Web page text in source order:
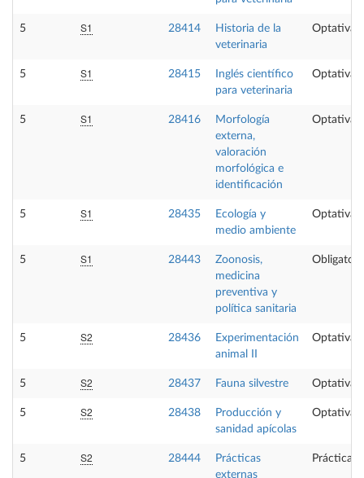
5 S1 28414
Historia de la
veterinaria
Optativa
5 S1 28415
Inglés científico
para veterinaria
Optativa
5 S1 28416
Morfología
externa,
valoración
morfológica e
identificación
Optativa
5 S1 28435
Ecología y
medio ambiente
Optativa
5 S1 28443
Zoonosis,
medicina
preventiva y
política sanitaria
5 S2 28436
Experimentación
animal II
Optativa
5 S2 28437 Fauna silvestre Optativa
5 S2 28438
Producción y
sanidad apícolas
Optativa
5 S2 28444
Prácticas
externas
Prácticas